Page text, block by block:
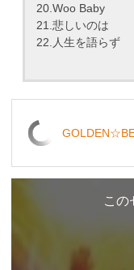
20.Woo Baby
21.悲しいのは
22.人生を語らず
この